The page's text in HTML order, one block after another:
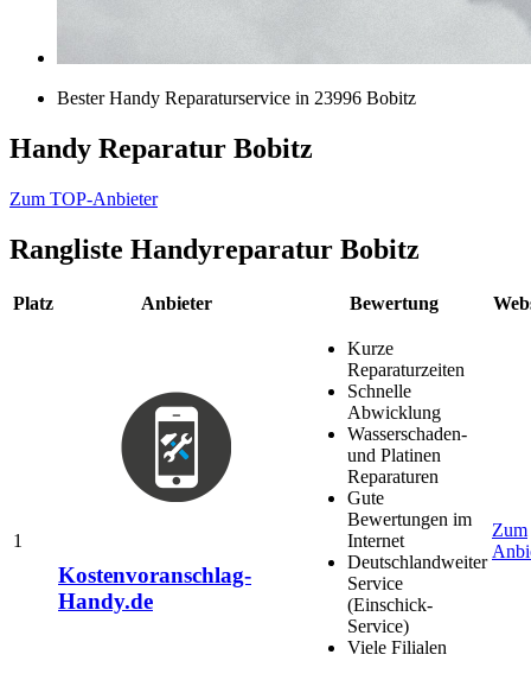
Bester Handy Reparaturservice in 23996 Bobitz
Handy Reparatur Bobitz
Zum TOP-Anbieter
Rangliste Handyreparatur Bobitz
Platz Anbieter Bewertung
1
Kostenvoranschlag-
Handy.de
Kurze
Reparaturzeiten
Schnelle
Abwicklung
Wasserschaden-
und Platinen
Reparaturen
Gute
Bewertungen im
Internet
Deutschlandweiter
Service
(Einschick-
Service)
Viele Filialen
Zum